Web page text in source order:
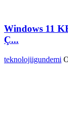
Windows 11
Ç...
teknolojiigundemi